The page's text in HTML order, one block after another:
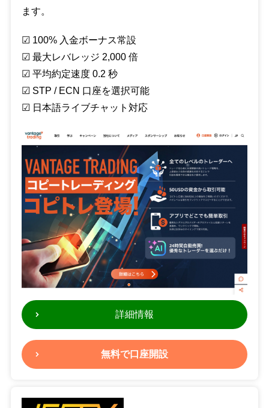
ます。
☑︎ 100% 入金ボーナス常設
☑︎ 最大レバレッジ 2,000 倍
☑︎ 平均約定速度 0.2 秒
☑︎ STP / ECN 口座を選択可能
☑︎ 日本語ライブチャット対応
詳細情報
無料で口座開設